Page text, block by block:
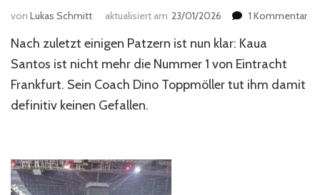
von Lukas Schmitt aktualisiert am 23/01/2026 1 Kommentarzu
Nach zuletzt einigen Patzern ist nun klar: Kaua
Santos ist nicht mehr die Nummer 1 von Eintracht
Frankfurt. Sein Coach Dino Toppmöller tut ihm damit
definitiv keinen Gefallen.